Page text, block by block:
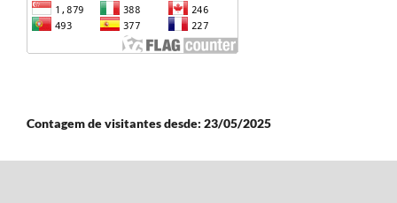
Contagem de visitantes desde: 23/05/2025